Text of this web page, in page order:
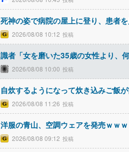
死神の姿で病院の屋上に登り、患者
2026/08/08 10:12
識者「女を磨いた35歳の女性より、
2026/08/08 10:00
自炊するようになって炊き込みご飯
2026/08/08 11:26
洋服の青山、空調ウェアを発売ｗｗｗ
2026/08/08 09:12